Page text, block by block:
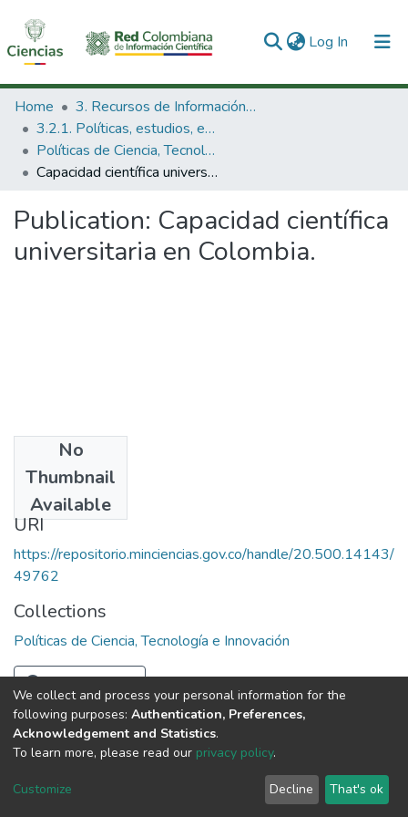
Log In (current)
Communities & Collections
All of DSpace
Statistics
Home
3. Recursos de Información Científica y Tecnológica
3.2.1. Políticas, estudios, evaluaciones e indicadores de CTeI
Políticas de Ciencia, Tecnología e Innovación
Capacidad científica universitaria en Colombia.
Publication: Capacidad científica
universitaria en Colombia.
No
Thumbnail
Available
1993
URI
https://repositorio.minciencias.gov.co/handle/20.500.14143/
49762
Collections
Políticas de Ciencia, Tecnología e Innovación
Full item page
DSpace software copyright © 2002-2026
Cookie
End User
Agreement
Send
Feedback
We collect and process your personal information for the
following purposes: Authentication, Preferences,
Acknowledgement and Statistics.
To learn more, please read our privacy policy.
Customize Decline That's ok